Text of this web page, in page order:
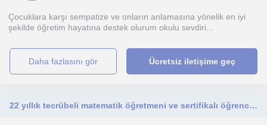
Çocuklara karşı sempatize ve onların anlamasına yönelik en iyi
şekilde öğretim hayatına destek olurum okulu sevdiri...
daha fazlasını gör Ücretsiz iletişime geç
22 yıllık tecrübeli matematik öğretmeni ve sertifikalı öğrenci koçuyum.